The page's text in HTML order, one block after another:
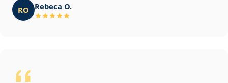
RO Rebeca O.